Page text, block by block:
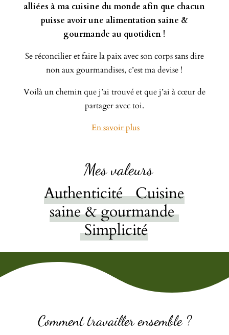
alliées à ma cuisine du monde afin que chacun
puisse avoir une alimentation saine &
gourmande au quotidien !
Se réconcilier et faire la paix avec son corps sans dire
non aux gourmandises, c’est ma devise !
Voilà un chemin que j’ai trouvé et que j’ai à cœur de
partager avec toi.
En savoir plus
Mes valeurs
AuthenticitéCuisine
saine & gourmande
Simplicité
Comment travailler ensemble ?